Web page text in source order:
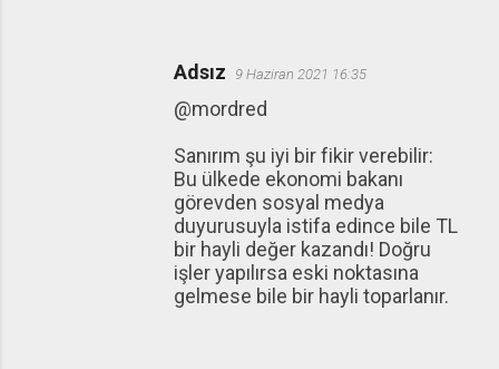
Adsız 9 Haziran 2021 16:35
@mordred
Sanırım şu iyi bir fikir verebilir:
Bu ülkede ekonomi bakanı
görevden sosyal medya
duyurusuyla istifa edince bile TL
bir hayli değer kazandı! Doğru
işler yapılırsa eski noktasına
gelmese bile bir hayli toparlanır.